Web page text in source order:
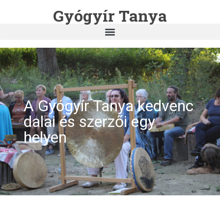
Gyógyír Tanya
A Gyógyír Tanya kedvenc
dalai és szerzői egy
helyen